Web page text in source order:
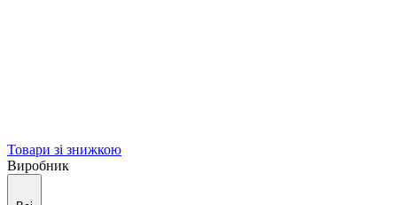
Товари зі знижкою
Виробник